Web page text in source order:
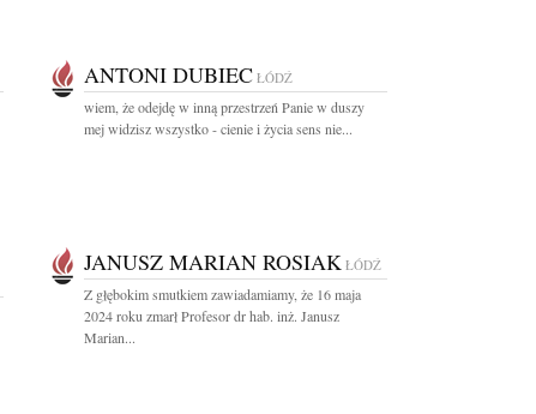
ANTONI DUBIEC ŁÓDŹ
wiem, że odejdę w inną przestrzeń Panie w duszy
mej widzisz wszystko - cienie i życia sens nie...
JANUSZ MARIAN ROSIAK ŁÓDŹ
Z głębokim smutkiem zawiadamiamy, że 16 maja
2024 roku zmarł Profesor dr hab. inż. Janusz
Marian...